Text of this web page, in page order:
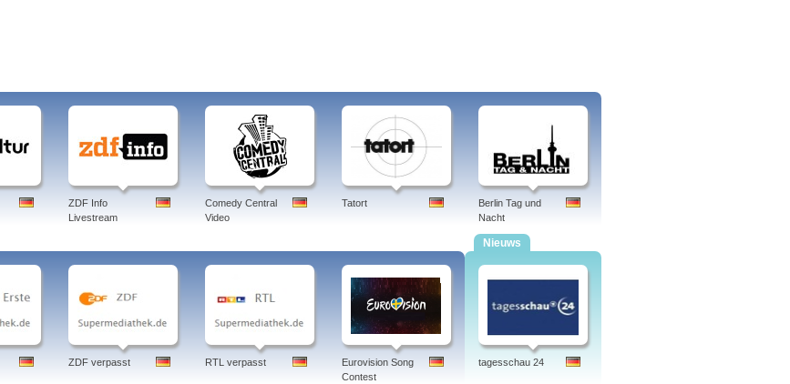
ZDF Info
Livestream
Comedy Central
Video
Tatort
Berlin Tag und
Nacht
ZDF verpasst RTL verpasst
Eurovision Song
Contest
Nieuws
tagesschau 24